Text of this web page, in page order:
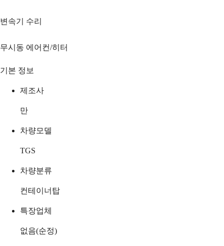
변속기 수리
무시동 에어컨/히터
기본 정보
제조사
만
차량모델
TGS
차량분류
컨테이너탑
특장업체
없음(순정)